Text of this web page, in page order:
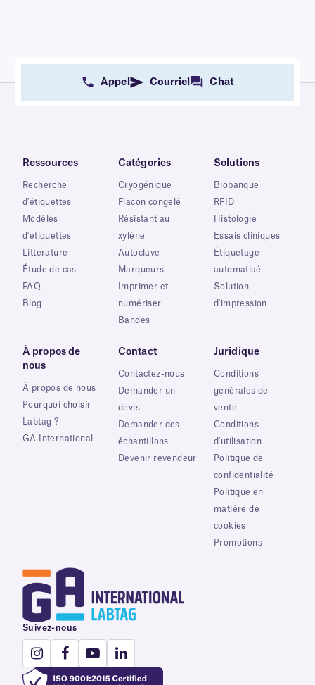
Appel Courriel Chat
Ressources
Recherche
d'étiquettes
Modèles
d'étiquettes
Littérature
Étude de cas
FAQ
Blog
Catégories
Cryogénique
Flacon congelé
Résistant au
xylène
Autoclave
Marqueurs
Imprimer et
numériser
Bandes
Solutions
Biobanque
RFID
Histologie
Essais cliniques
Étiquetage
automatisé
Solution
d'impression
À propos de
nous
À propos de nous
Pourquoi choisir
Labtag ?
GA International
Contact
Contactez-nous
Demander un
devis
Demander des
échantillons
Devenir revendeur
Juridique
Conditions
générales de
vente
Conditions
d'utilisation
Politique de
confidentialité
Politique en
matière de
cookies
Promotions
Suivez-nous